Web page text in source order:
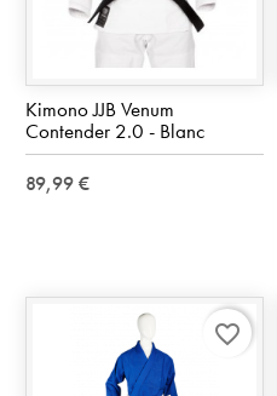
Kimono JJB Venum
Contender 2.0 - Blanc
89,99 €
favorite_border